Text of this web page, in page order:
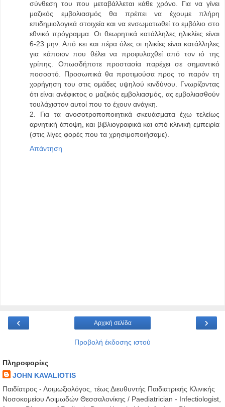
σύνθεση του που μεταβάλλεται κάθε χρόνο. Για να γίνει
μαζικός εμβολιασμός θα πρέπει να έχουμε πλήρη
επιδημιολογικά στοιχεία και να ενσωματωθεί το εμβόλιο στο
εθνικό πρόγραμμα. Οι θεωρητικά κατάλληλες ηλικλίες είναι
6-23 μην. Από κει και πέρα όλες οι ηλικίες είναι κατάλληλες
για κάποιον που θέλει να προφυλαχθεί από τον ιό της
γρίπης. Οπωσδήποτε προστασία παρέχει σε σημαντικό
ποσοστό. Προσωπικά θα προτιμούσα προς το παρόν τη
χορήγηση του στις ομάδες υψηλού κινδύνου. Γνωρίζοντας
ότι είναι ανέφικτος ο μαζικός εμβολιασμός, ας εμβολιασθούν
τουλάχιστον αυτοί που το έχουν ανάγκη.
2. Για τα ανοσοτροποποιητικά σκευάσματα έχω τελείως
αρνητική άποψη, και βιβλιογραφικά και από κλινική εμπειρία
(στις λίγες φορές που τα χρησιμοποιήσαμε).
Απάντηση
‹ ›
Αρχική σελίδα
Προβολή έκδοσης ιστού
Πληροφορίες
JOHN KAVALIOTIS
Παιδίατρος - Λοιμωξιολόγος, τέως Διευθυντής Παιδιατρικής Κλινικής
Νοσοκομείου Λοιμωδών Θεσσαλονίκης / Paediatrician - Infectiologist,